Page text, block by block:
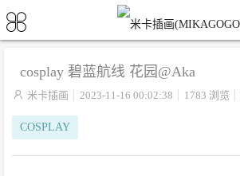
cosplay 碧蓝航线 花园@Aka
 米卡插画 2023-11-16 00:02:38 1783 浏览
COSPLAY